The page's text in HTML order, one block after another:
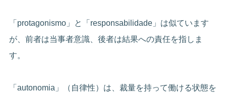
「protagonismo」と「responsabilidade」は似ています
が、前者は当事者意識、後者は結果への責任を指しま
す。
「autonomia」（自律性）は、裁量を持って働ける状態を